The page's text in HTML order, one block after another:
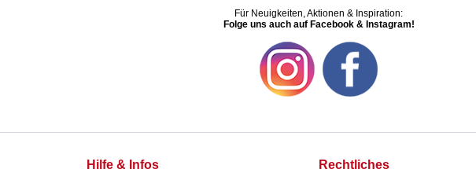
Für Neuigkeiten, Aktionen & Inspiration:
Folge uns auch auf Facebook & Instagram!
Hilfe & Infos Rechtliches